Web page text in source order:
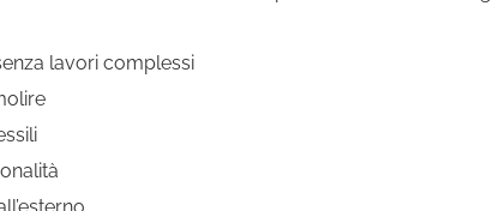
lavori complessi